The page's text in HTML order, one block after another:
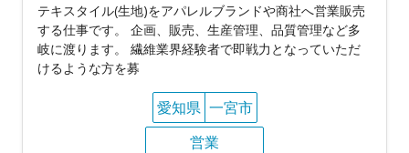
テキスタイル(生地)をアパレルブランドや商社へ営業販売
する仕事です。 企画、販売、生産管理、品質管理など多
岐に渡ります。 繊維業界経験者で即戦力となっていただ
けるような方を募
愛知県 一宮市
営業